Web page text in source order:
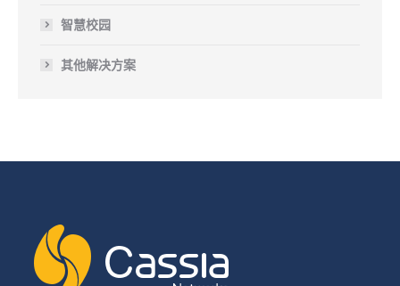
智慧校园
其他解决方案